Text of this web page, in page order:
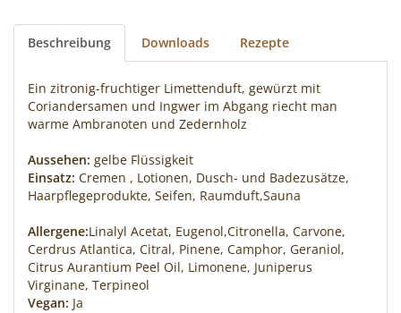
Beschreibung Downloads Rezepte
Ein zitronig-fruchtiger Limettenduft, gewürzt mit
Coriandersamen und Ingwer im Abgang riecht man
warme Ambranoten und Zedernholz
Aussehen: gelbe Flüssigkeit
Einsatz: Cremen , Lotionen, Dusch- und Badezusätze,
Haarpflegeprodukte, Seifen, Raumduft,Sauna
Allergene:Linalyl Acetat, Eugenol,Citronella, Carvone,
Cerdrus Atlantica, Citral, Pinene, Camphor, Geraniol,
Citrus Aurantium Peel Oil, Limonene, Juniperus
Virginane, Terpineol
Vegan: Ja